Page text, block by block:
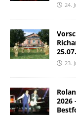
24.
23.
2026